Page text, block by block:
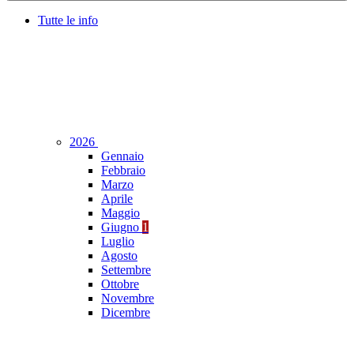
Tutte le info
2026
Gennaio
Febbraio
Marzo
Aprile
Maggio
Giugno 1
Luglio
Agosto
Settembre
Ottobre
Novembre
Dicembre